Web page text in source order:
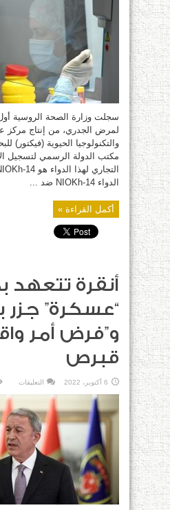
مغلقة
سجلت وزارة الصحة الروسية
لمرض الجدري، من إنتاج مركز
والتكنولوجيا الحيوية (فيكتور)
مكتب الدولة الرسمي لتسجيل
الدواء NIOKh-14 ضد ...
أكمل القراءة »
أنقرة تتعهد
“عسكرة” جزر
و”فرض أمر
قبرص
6 أكتوبر، 2022 التعليقات
تتعهد
بمنع
جزر
بحر
إيجه
و”فرض
أمر
واقع”
في
قبرص
مغلقة